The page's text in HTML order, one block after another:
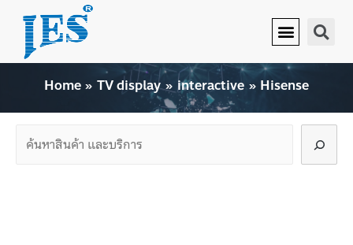
Home TV display interactive Hisense